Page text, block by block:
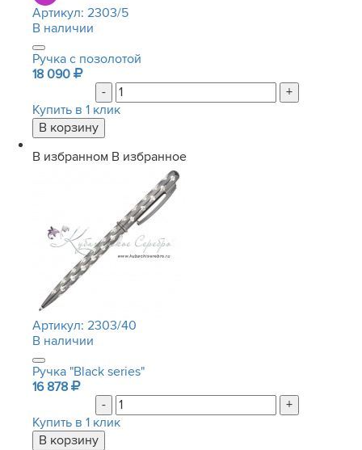
Артикул: 2303/5
В наличии
Ручка с позолотой
18 090
-
+
Купить в 1 клик
В избранном В избранное
Артикул: 2303/40
В наличии
Ручка "Black series"
16 878
-
+
Купить в 1 клик